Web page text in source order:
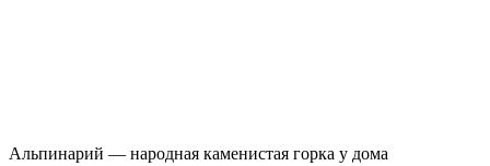
Альпинарий — народная каменистая горка у дома